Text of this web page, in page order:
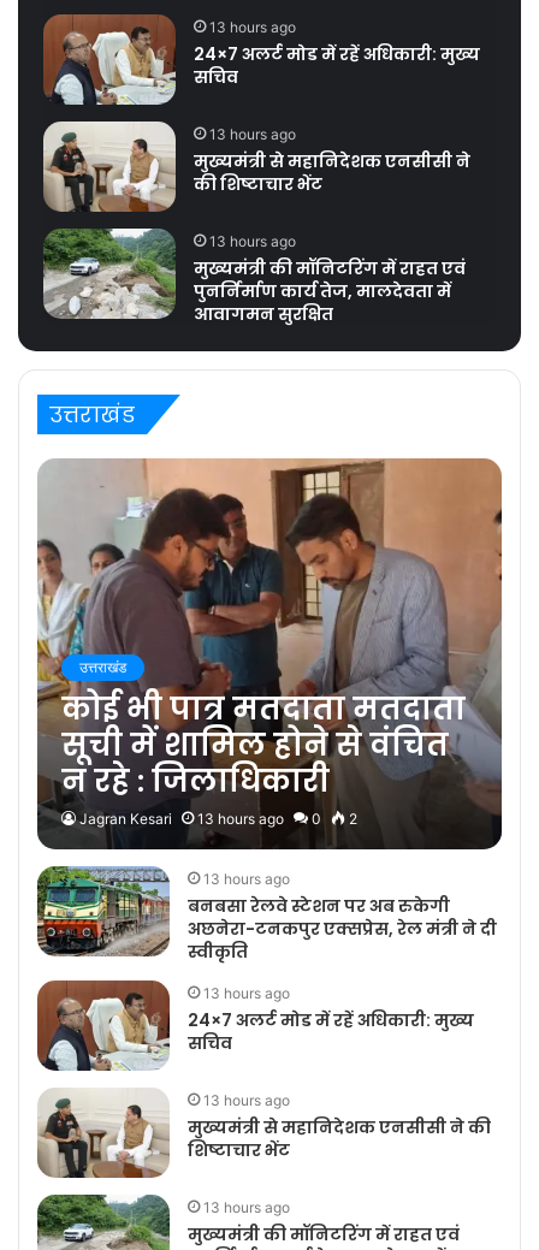
13 hours ago
24×7 अलर्ट मोड में रहें अधिकारी: मुख्य
सचिव
13 hours ago
मुख्यमंत्री से महानिदेशक एनसीसी ने
की शिष्टाचार भेंट
13 hours ago
मुख्यमंत्री की मॉनिटरिंग में राहत एवं
पुनर्निर्माण कार्य तेज, मालदेवता में
आवागमन सुरक्षित
उत्तराखंड
उत्तराखंड
कोई भी पात्र मतदाता मतदाता
सूची में शामिल होने से वंचित
न रहे : जिलाधिकारी
Jagran Kesari 13 hours ago 0 2
13 hours ago
बनबसा रेलवे स्टेशन पर अब रुकेगी
अछनेरा-टनकपुर एक्सप्रेस, रेल मंत्री ने दी
स्वीकृति
13 hours ago
24×7 अलर्ट मोड में रहें अधिकारी: मुख्य
सचिव
13 hours ago
मुख्यमंत्री से महानिदेशक एनसीसी ने की
शिष्टाचार भेंट
13 hours ago
मुख्यमंत्री की मॉनिटरिंग में राहत एवं